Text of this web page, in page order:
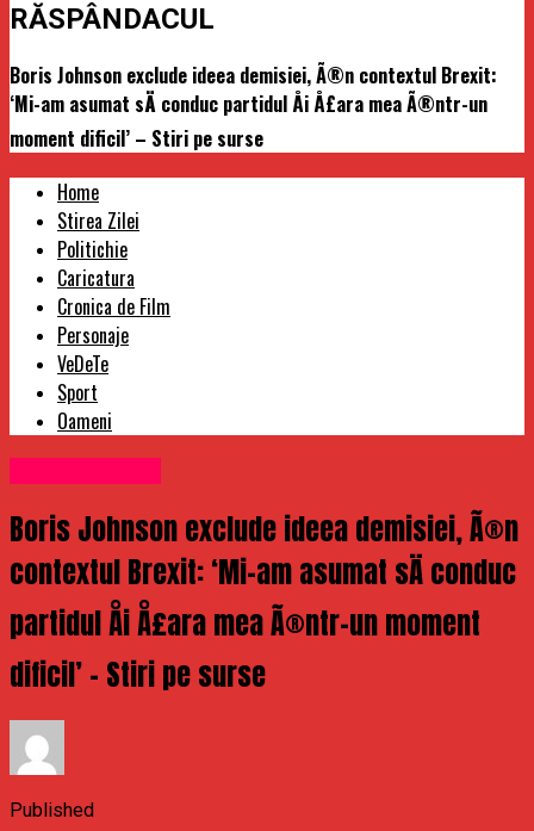
RĂSPÂNDACUL
Boris Johnson exclude ideea demisiei, Ã®n contextul Brexit:
‘Mi-am asumat sÄ conduc partidul Åi Å£ara mea Ã®ntr-un
moment dificil’ – Stiri pe surse
Home
Stirea Zilei
Politichie
Caricatura
Cronica de Film
Personaje
VeDeTe
Sport
Oameni
Boris Johnson exclude ideea demisiei, Ã®n
contextul Brexit: ‘Mi-am asumat sÄ conduc
partidul Åi Å£ara mea Ã®ntr-un moment
dificil’ – Stiri pe surse
Published